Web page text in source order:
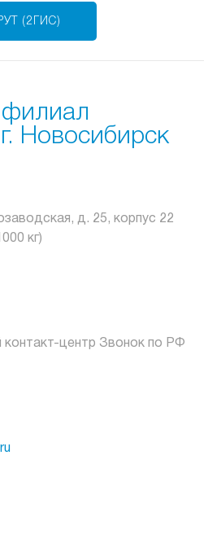
(2ГИС)
Новосибирск
д. 25, корпус 22
кг)
контакт-центр Звонок по РФ